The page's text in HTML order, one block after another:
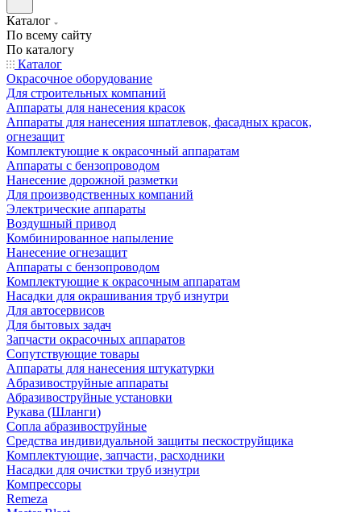
Каталог
По всему сайту
По каталогу
Каталог
Окрасочное оборудование
Для строительных компаний
Аппараты для нанесения красок
Аппараты для нанесения шпатлевок, фасадных красок,
огнезащит
Комплектующие к окрасочный аппаратам
Аппараты с бензопроводом
Нанесение дорожной разметки
Для производственных компаний
Электрические аппараты
Воздушный привод
Комбинированное напыление
Нанесение огнезащит
Аппараты с бензопроводом
Комплектующие к окрасочным аппаратам
Насадки для окрашивания труб изнутри
Для автосервисов
Для бытовых задач
Запчасти окрасочных аппаратов
Сопутствующие товары
Аппараты для нанесения штукатурки
Aбразивоструйные аппараты
Абразивоструйные установки
Рукава (Шланги)
Сопла абразивоструйные
Средства индивидуальной защиты пескоструйщика
Комплектующие, запчасти, расходники
Насадки для очистки труб изнутри
Компрессоры
Remeza